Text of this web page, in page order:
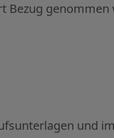
Bezug genommen
und